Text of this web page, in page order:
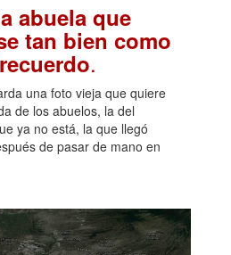
abuela que
tan bien como
.
una foto vieja que quiere
de los abuelos, la del
ya no está, la que llegó
de pasar de mano en